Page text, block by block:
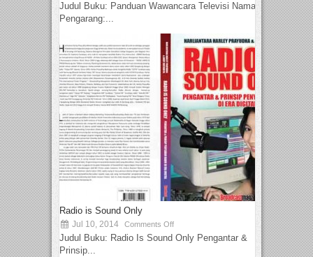
Judul Buku: Panduan Wawancara Televisi Nama
Pengarang:...
Radio is Sound Only
Jul 10, 2014 Comments Off
Judul Buku: Radio Is Sound Only Pengantar &
Prinsip...